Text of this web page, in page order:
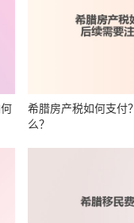
希腊房产税如何支付
么？